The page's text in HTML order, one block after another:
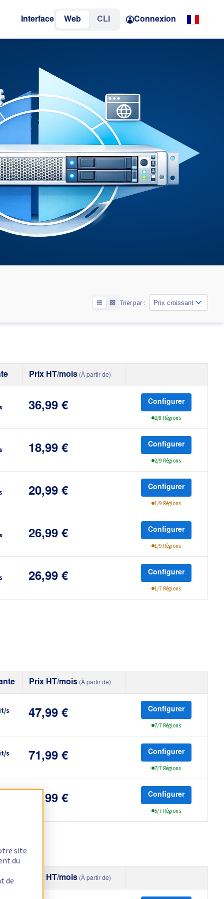
Interface Web CLI Connexion
Trier par : Prix croissant
Prix HT/mois (À partir de)
36,99 € Configurer
2/8 Régions
18,99 € Configurer
2/9 Régions
20,99 € Configurer
1/9 Régions
26,99 € Configurer
1/9 Régions
26,99 € Configurer
1/7 Régions
Prix HT/mois (À partir de)
s 47,99 € Configurer
7/7 Régions
s 71,99 € Configurer
7/7 Régions
99,99 € Configurer
5/7 Régions
Prix HT/mois (À partir de)
site
du
de